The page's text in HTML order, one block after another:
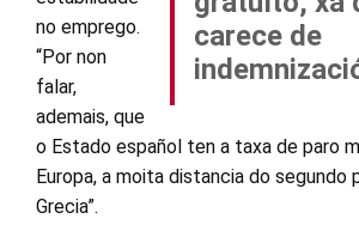
carece de
no emprego.
“Por non
falar,
ademais, que
o Estado español ten a taxa de paro
Europa, a moita distancia do segundo
Grecia”.